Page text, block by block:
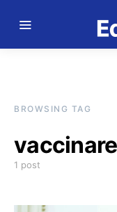
BROWSING TAG
1 post